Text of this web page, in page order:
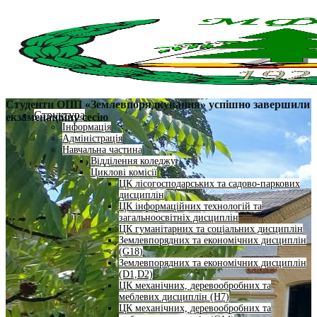
Структура
Інформація
Адміністрація
Навчальна частина
Відділення коледжу
Циклові комісії
ЦК лісогосподарських та садово-паркових
дисциплін
ЦК інформаційних технологій та
загальноосвітніх дисциплін
ЦК гуманітарних та соціальних дисциплін
Землевпорядних та економічних дисциплін
(G18)
Землевпорядних та економічних дисциплін
(D1,D2)
ЦК механічних, деревообробних та
меблевих дисциплін (H7)
ЦК механічних, деревообробних та
Студенти ОПП «Землевпорядкування» успішно завершили
екзаменаційну сесію